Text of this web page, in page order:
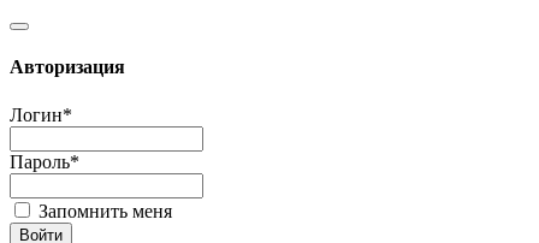
Авторизация
Логин*
Пароль*
Запомнить меня